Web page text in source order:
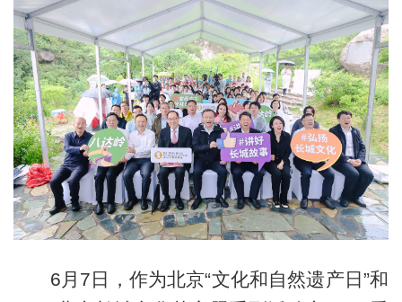
6月7日，作为北京“文化和自然遗产日”和